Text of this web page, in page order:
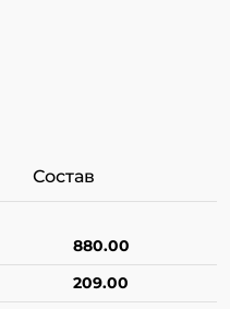
Состав
880.00
209.00